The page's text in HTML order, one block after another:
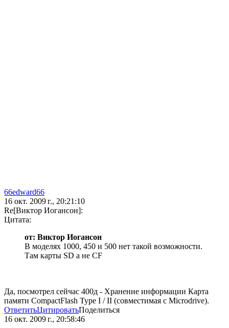
66edward66
16 окт. 2009 г., 20:21:10
Re[Виктор Иогансон]:
Цитата:
от: Виктор Иогансон
В моделях 1000, 450 и 500 нет такой возможности.
Там карты SD а не CF
Да, посмотрел сейчас 400д - Хранение информации Карта
памяти CompactFlash Type I / II (совместимая с Microdrive).
ОтветитьЦитироватьПоделиться
16 окт. 2009 г., 20:58:46